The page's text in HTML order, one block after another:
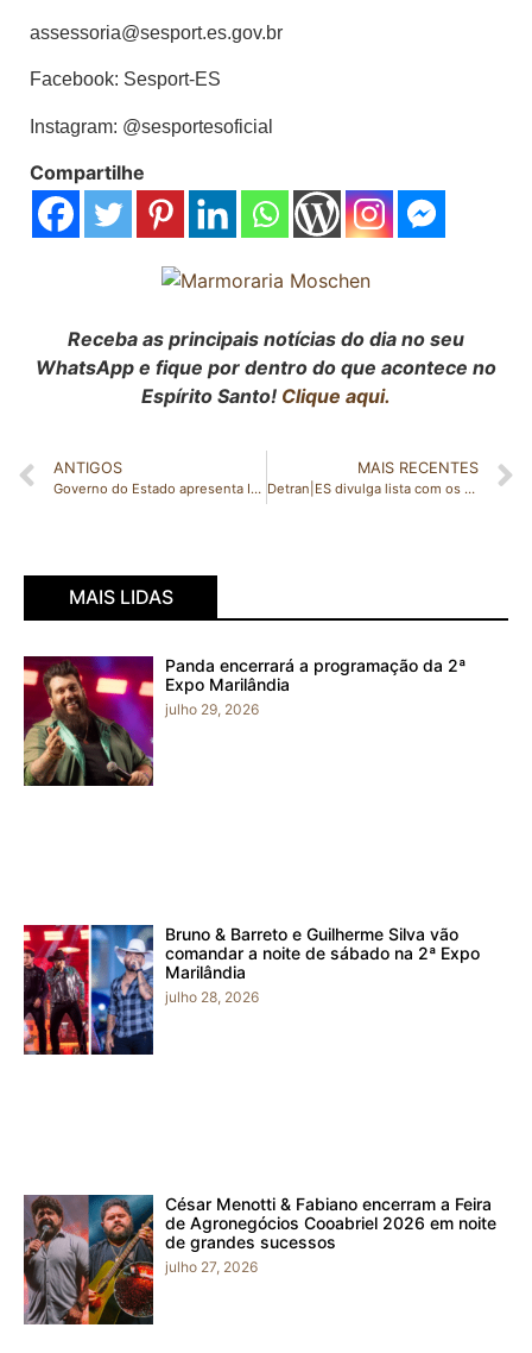
assessoria@sesport.es.gov.br
Facebook: Sesport-ES
Instagram: @sesportesoficial
Compartilhe
Receba as principais notícias do dia no seu
WhatsApp e fique por dentro do que acontece no
Espírito Santo! Clique aqui.
ANTIGOS
Governo do Estado apresenta Inscrição Estadual para microempreendedores individuais
MAIS RECENTES
Detran|ES divulga lista com os 10 mil selecionados no CNH Social 2022
MAIS LIDAS
Panda encerrará a programação da 2ª
Expo Marilândia
julho 29, 2026
Bruno & Barreto e Guilherme Silva vão
comandar a noite de sábado na 2ª Expo
Marilândia
julho 28, 2026
César Menotti & Fabiano encerram a Feira
de Agronegócios Cooabriel 2026 em noite
de grandes sucessos
julho 27, 2026